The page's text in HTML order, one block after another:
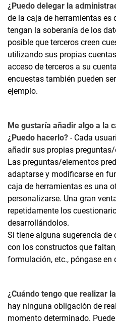
¿Puedo delegar la
de la caja de herramientas es
tengan la soberanía de los
posible que terceros creen
utilizando sus propias
acceso de terceros a su
encuestas también pueden
ejemplo.
Me gustaría añadir algo a la
¿Puedo hacerlo? - Cada
añadir sus propias
Las preguntas/elementos
adaptarse y modificarse en
caja de herramientas es una
personalizarse. Una gran
repetidamente los
desarrollándolos.
Si tiene alguna sugerencia
con los constructos que
formulación, etc., póngase en
¿Cuándo tengo que realizar
hay ninguna obligación de
momento determinado.